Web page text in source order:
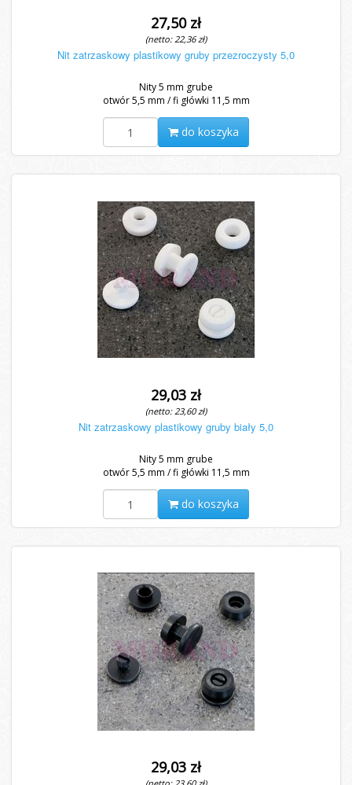
27,50 zł
(netto: 22,36 zł)
Nit zatrzaskowy plastikowy gruby przezroczysty 5,0
Nity 5 mm grube
otwór 5,5 mm / fi główki 11,5 mm
do koszyka
29,03 zł
(netto: 23,60 zł)
Nit zatrzaskowy plastikowy gruby biały 5,0
Nity 5 mm grube
otwór 5,5 mm / fi główki 11,5 mm
do koszyka
29,03 zł